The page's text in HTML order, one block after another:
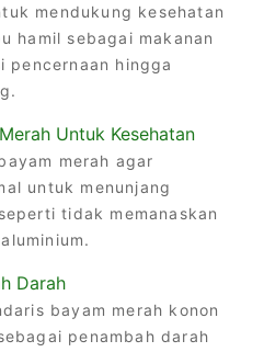
mendukung kesehatan
hamil sebagai makanan
pencernaan hingga
Untuk Kesehatan
merah agar
untuk menunjang
tidak memanaskan
Darah
bayam merah konon
penambah darah